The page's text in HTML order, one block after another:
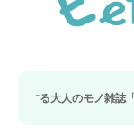
（モノマスタ